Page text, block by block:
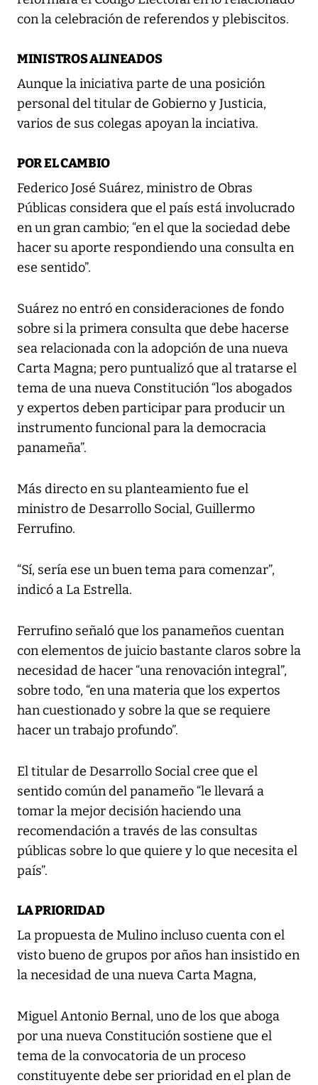
con la celebración de referendos y plebiscitos.
MINISTROS ALINEADOS
Aunque la iniciativa parte de una posición
personal del titular de Gobierno y Justicia,
varios de sus colegas apoyan la inciativa.
POR EL CAMBIO
Federico José Suárez, ministro de Obras
Públicas considera que el país está involucrado
en un gran cambio; “en el que la sociedad debe
hacer su aporte respondiendo una consulta en
ese sentido”.
Suárez no entró en consideraciones de fondo
sobre si la primera consulta que debe hacerse
sea relacionada con la adopción de una nueva
Carta Magna; pero puntualizó que al tratarse el
tema de una nueva Constitución “los abogados
y expertos deben participar para producir un
instrumento funcional para la democracia
panameña”.
Más directo en su planteamiento fue el
ministro de Desarrollo Social, Guillermo
Ferrufino.
“Sí, sería ese un buen tema para comenzar”,
indicó a La Estrella.
Ferrufino señaló que los panameños cuentan
con elementos de juicio bastante claros sobre la
necesidad de hacer “una renovación integral”,
sobre todo, “en una materia que los expertos
han cuestionado y sobre la que se requiere
hacer un trabajo profundo”.
El titular de Desarrollo Social cree que el
sentido común del panameño “le llevará a
tomar la mejor decisión haciendo una
recomendación a través de las consultas
públicas sobre lo que quiere y lo que necesita el
país”.
LA PRIORIDAD
La propuesta de Mulino incluso cuenta con el
visto bueno de grupos por años han insistido en
la necesidad de una nueva Carta Magna,
Miguel Antonio Bernal, uno de los que aboga
por una nueva Constitución sostiene que el
tema de la convocatoria de un proceso
constituyente debe ser prioridad en el plan de